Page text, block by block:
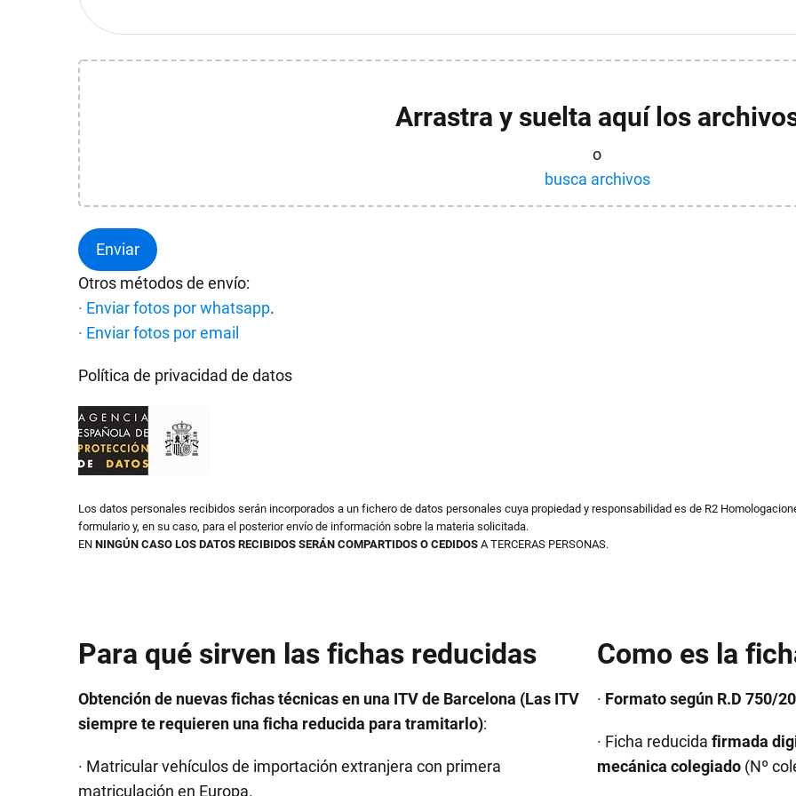
Arrastra y suelta aquí los
o
busca archivos
Otros métodos de envío:
· Enviar fotos por whatsapp.
· Enviar fotos por email
Política de privacidad de datos
Los datos personales recibidos serán incorporados a un fichero de datos personales cuya propiedad y responsabilidad es de R2
formulario y, en su caso, para el posterior envío de información sobre la materia solicitada.
EN NINGÚN CASO LOS DATOS RECIBIDOS SERÁN COMPARTIDOS O CEDIDOS A TERCERAS PERSONAS.
Para qué sirven las fichas reducidas
Obtención de nuevas fichas técnicas en una ITV de Barcelona (Las ITV
siempre te requieren una ficha reducida para tramitarlo):
· Matricular vehículos de importación extranjera con primera
matriculación en Europa.
Como es la
· Formato según R.D 750/
· Ficha reducida firmada
mecánica colegiado (Nº